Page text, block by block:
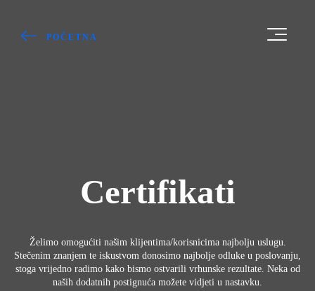
Certifikati
Želimo omogućiti našim klijentima/korisnicima najbolju uslugu.
Stečenim znanjem te iskustvom donosimo najbolje odluke u poslovanju,
stoga vrijedno radimo kako bismo ostvarili vrhunske rezultate. Neka od
naših dodatnih postignuća možete vidjeti u nastavku.
POČETNA